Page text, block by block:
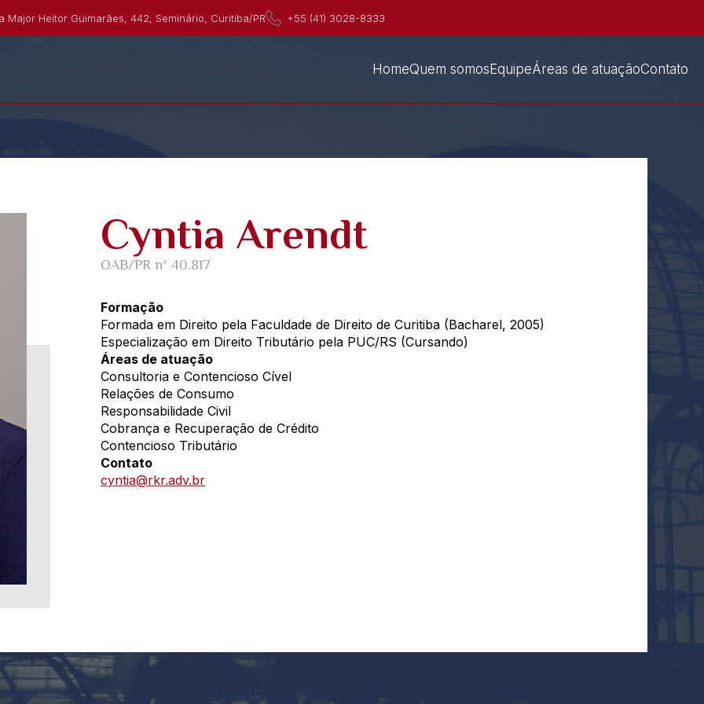
Major Heitor Guimarães, 442, Seminário, Curitiba/PR +55 (41) 3028-8333
HomeQuem somos EquipeÁreas de atuaçãoContato
Cyntia Arendt
OAB/PR nº 40.817
Formação
Formada em Direito pela Faculdade de Direito de Curitiba (Bacharel, 2005)
Especialização em Direito Tributário pela PUC/RS (Cursando)
Áreas de atuação
Consultoria e Contencioso Cível
Relações de Consumo
Responsabilidade Civil
Cobrança e Recuperação de Crédito
Contencioso Tributário
Contato
cyntia@rkr.adv.br